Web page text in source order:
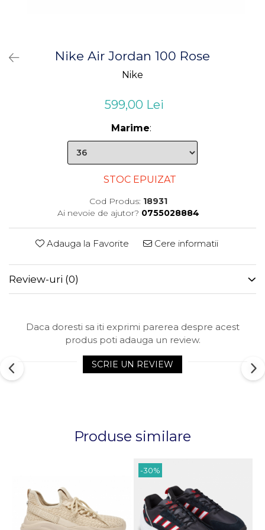
Nike Air Jordan 100 Rose
Nike
599,00 Lei
Marime:
STOC EPUIZAT
Cod Produs: 18931
Ai nevoie de ajutor? 0755028884
Adauga la Favorite Cere informatii
Review-uri (0)
Daca doresti sa iti exprimi parerea despre acest
produs poti adauga un review.
SCRIE UN REVIEW
Produse similare
-30%